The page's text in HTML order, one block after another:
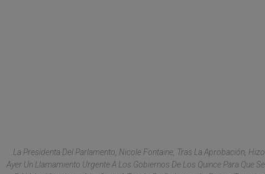
La Presidenta Del Parlamento, Nicole Fontaine, Tras La Aprobación, Hizo
Ayer Un Llamamiento Urgente A Los Gobiernos De Los Quince Para Que Se